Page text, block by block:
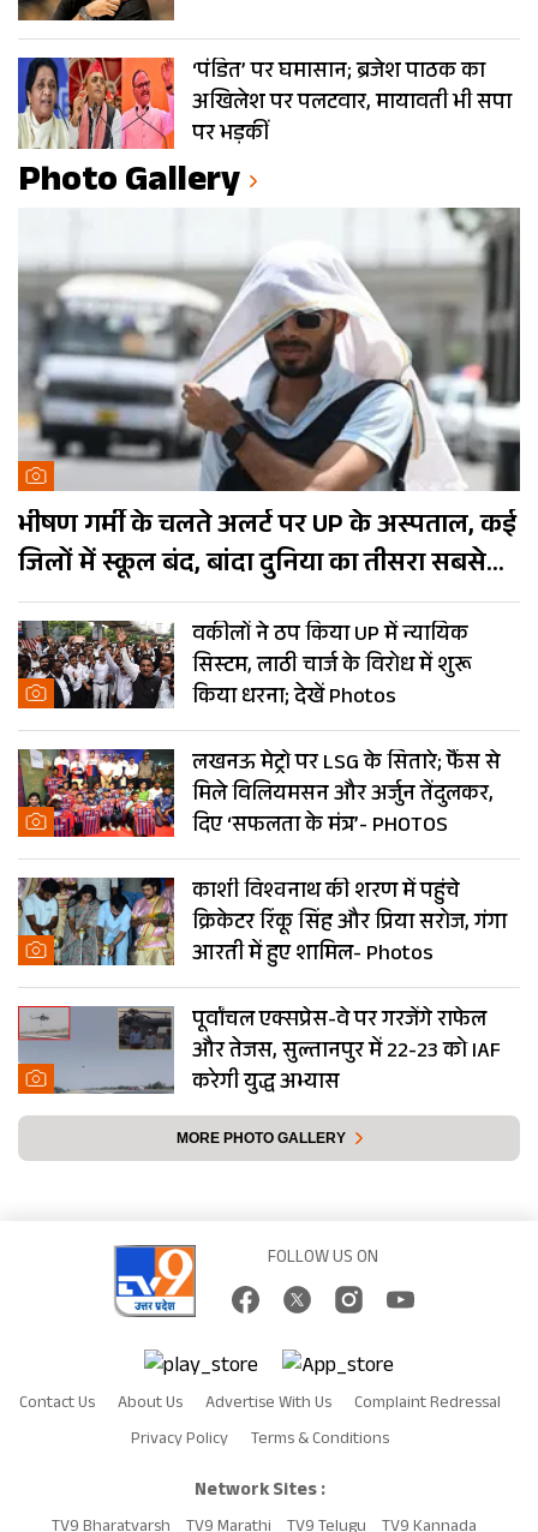
‘पंडित’ पर घमासान; ब्रजेश पाठक का
अखिलेश पर पलटवार, मायावती भी सपा
पर भड़कीं
Photo Gallery
भीषण गर्मी के चलते अलर्ट पर UP के अस्पताल, कई
जिलों में स्कूल बंद, बांदा दुनिया का तीसरा सबसे
गर्म शहर
वकीलों ने ठप किया UP में न्यायिक
सिस्टम, लाठी चार्ज के विरोध में शुरू
किया धरना; देखें Photos
लखनऊ मेट्रो पर LSG के सितारे; फैंस से
मिले विलियमसन और अर्जुन तेंदुलकर,
दिए ‘सफलता के मंत्र’- PHOTOS
काशी विश्वनाथ की शरण में पहुंचे
क्रिकेटर रिंकू सिंह और प्रिया सरोज, गंगा
आरती में हुए शामिल- Photos
पूर्वांचल एक्सप्रेस-वे पर गरजेंगे राफेल
और तेजस, सुल्तानपुर में 22-23 को IAF
करेगी युद्ध अभ्यास
MORE PHOTO GALLERY
FOLLOW US ON
Contact Us About Us Advertise With Us
Complaint Redressal
Privacy Policy
Terms & Conditions
Network Sites :